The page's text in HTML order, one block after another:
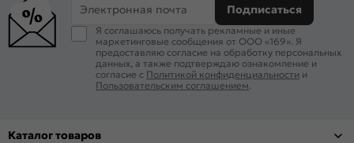
Электронная почта Подписаться
Я соглашаюсь получать рекламные и иные
маркетинговые сообщения от ООО «169». Я
предоставляю согласие на обработку персональных
данных, а также подтверждаю ознакомление и
согласие с Политикой конфиденциальности и
Пользовательским соглашением.
Каталог товаров